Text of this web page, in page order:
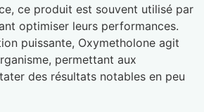
ce produit est souvent utilisé par
optimiser leurs performances.
puissante, Oxymetholone agit
permettant aux
des résultats notables en peu